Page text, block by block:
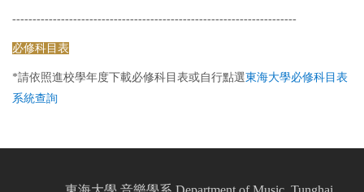
----------------------------------------------------------------------
必修科目表
*請依照進校學年度下載必修科目表或自行點選東海大學必修科目表
系統查詢